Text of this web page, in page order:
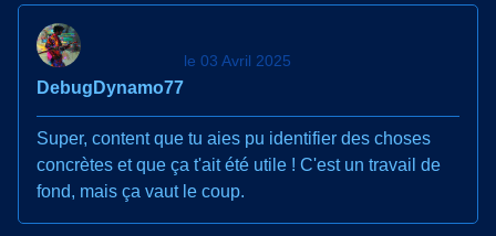
DebugDynamo77
le 03 Avril 2025
Super, content que tu aies pu identifier des choses
concrètes et que ça t'ait été utile ! C'est un travail de
fond, mais ça vaut le coup.